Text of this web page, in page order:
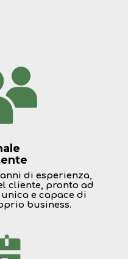
di esperienza,
cliente, pronto ad
e capace di
business.